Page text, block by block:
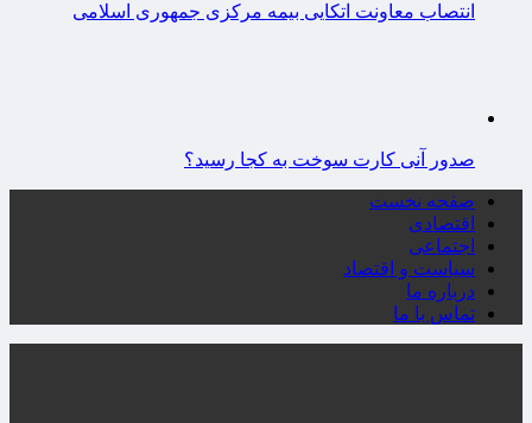
انتصاب معاونت اتکایی بیمه مرکزی جمهوری اسلامی
صدور آنی کارت سوخت به کجا رسید؟
صفحه نخست
اقتصادی
اجتماعی
سیاست و اقتصاد
درباره ما
تماس با ما